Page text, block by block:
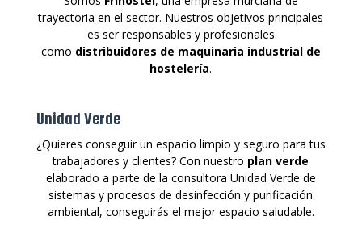
trayectoria en el sector. Nuestros objetivos principales
es ser responsables y profesionales
como distribuidores de maquinaria industrial de
hostelería.
Unidad Verde
¿Quieres conseguir un espacio limpio y seguro para tus
trabajadores y clientes? Con nuestro plan verde
elaborado a parte de la consultora Unidad Verde de
sistemas y procesos de desinfección y purificación
ambiental, conseguirás el mejor espacio saludable.